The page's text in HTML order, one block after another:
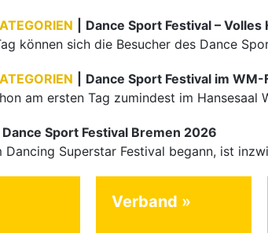
Dance Sport Festival – Volles
Dance Sport Festival im WM-
Dance Sport Festival Bremen 2026
Verband